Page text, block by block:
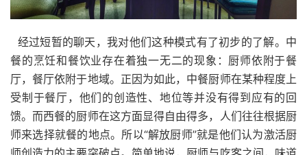
经过短暂的聊天，我对他们这种模式有了初步的了解。中
餐的烹饪和餐饮业存在着独一无二的现象：厨师依附于餐
厅，餐厅依附于地域。正因为如此，中餐厨师在某种程度上
受制于餐厅，他们的创造性、地位等并没有得到应有的回
馈。而西餐的厨师在这方面显得自由得多，人们往往根据厨
师来选择就餐的地点。所以“解放厨师”就是他们认为激活厨